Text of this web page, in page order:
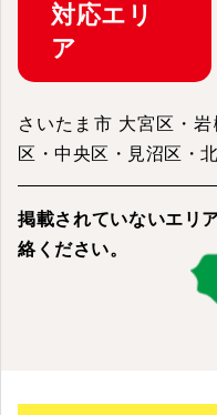
対応エリ
ア
さいたま市 大宮区・
区・中央区・見沼区・
掲載されていないエリ
絡ください。